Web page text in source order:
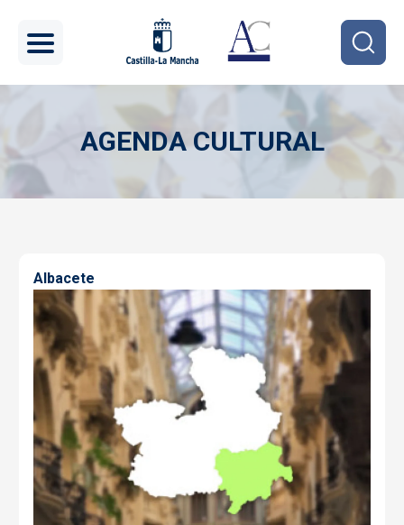
AGENDA CULTURAL
Imagen
Albacete